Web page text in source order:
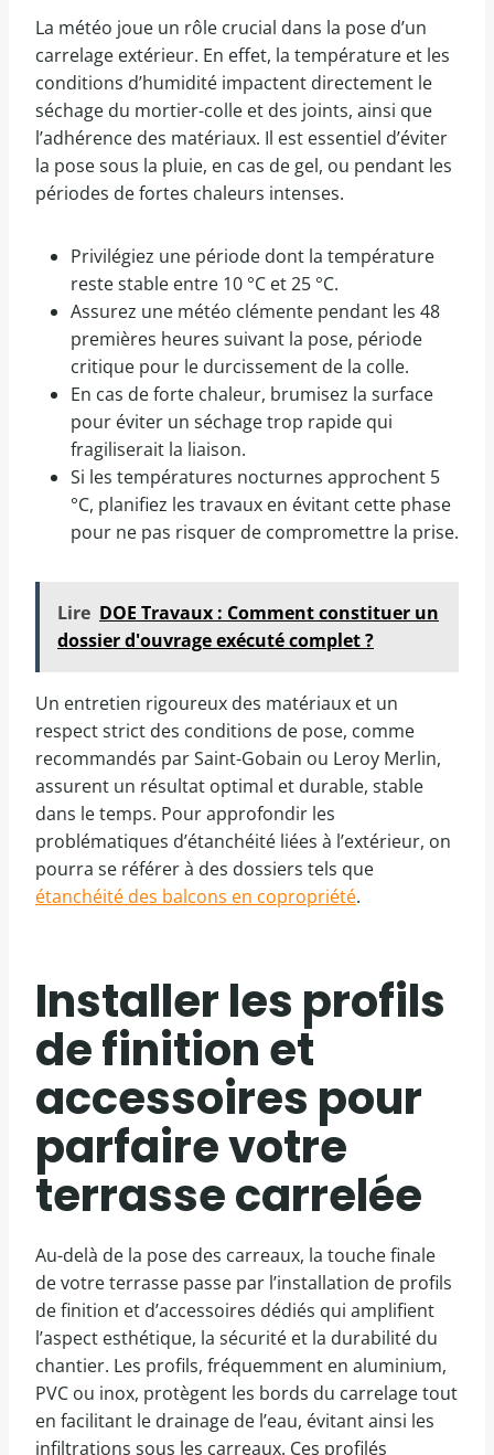
La météo joue un rôle crucial dans la pose d’un
carrelage extérieur. En effet, la température et les
conditions d’humidité impactent directement le
séchage du mortier-colle et des joints, ainsi que
l’adhérence des matériaux. Il est essentiel d’éviter
la pose sous la pluie, en cas de gel, ou pendant les
périodes de fortes chaleurs intenses.
Privilégiez une période dont la température
reste stable entre 10 °C et 25 °C.
Assurez une météo clémente pendant les 48
premières heures suivant la pose, période
critique pour le durcissement de la colle.
En cas de forte chaleur, brumisez la surface
pour éviter un séchage trop rapide qui
fragiliserait la liaison.
Si les températures nocturnes approchent 5
°C, planifiez les travaux en évitant cette phase
pour ne pas risquer de compromettre la prise.
Lire DOE Travaux : Comment constituer un
dossier d'ouvrage exécuté complet ?
Un entretien rigoureux des matériaux et un
respect strict des conditions de pose, comme
recommandés par Saint-Gobain ou Leroy Merlin,
assurent un résultat optimal et durable, stable
dans le temps. Pour approfondir les
problématiques d’étanchéité liées à l’extérieur, on
pourra se référer à des dossiers tels que
étanchéité des balcons en copropriété.
Installer les profils
de finition et
accessoires pour
parfaire votre
terrasse carrelée
Au-delà de la pose des carreaux, la touche finale
de votre terrasse passe par l’installation de profils
de finition et d’accessoires dédiés qui amplifient
l’aspect esthétique, la sécurité et la durabilité du
chantier. Les profils, fréquemment en aluminium,
PVC ou inox, protègent les bords du carrelage tout
en facilitant le drainage de l’eau, évitant ainsi les
infiltrations sous les carreaux. Ces profilés